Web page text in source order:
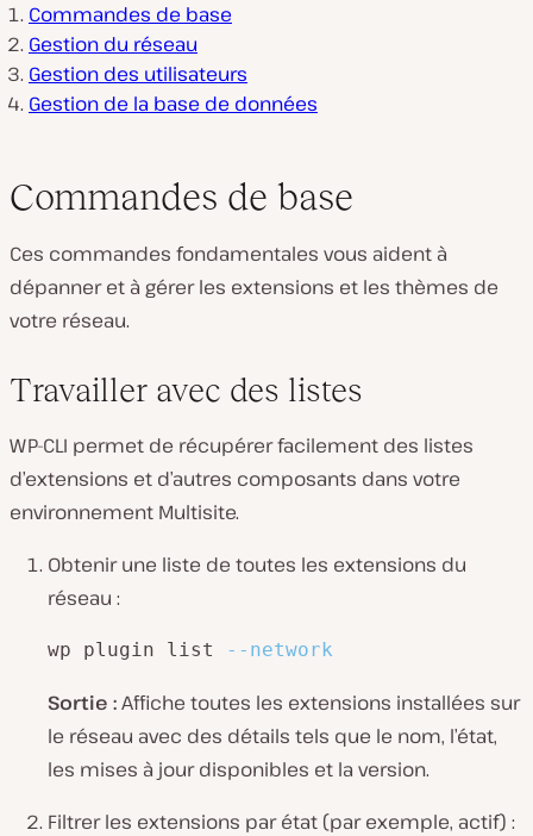
Commandes de base
Gestion du réseau
Gestion des utilisateurs
Gestion de la base de données
Commandes de base
Ces commandes fondamentales vous aident à
dépanner et à gérer les extensions et les thèmes de
votre réseau.
Travailler avec des listes
WP-CLI permet de récupérer facilement des listes
d’extensions et d’autres composants dans votre
environnement Multisite.
Obtenir une liste de toutes les extensions du
réseau :
wp plugin list --network
Sortie :Affiche toutes les extensions installées sur
le réseau avec des détails tels que le nom, l’état,
les mises à jour disponibles et la version.
Filtrer les extensions par état (par exemple, actif) :